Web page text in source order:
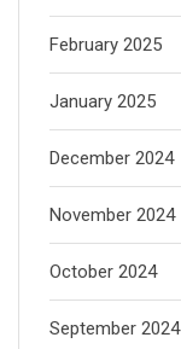
February 2025
January 2025
December 2024
November 2024
October 2024
September 2024